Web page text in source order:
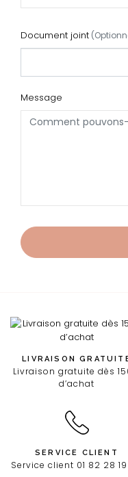
Document joint
Message
LIVRAISON
Livraison gratuite dès
d’achat
SERVICE CLIENT
Service client 01 82 28